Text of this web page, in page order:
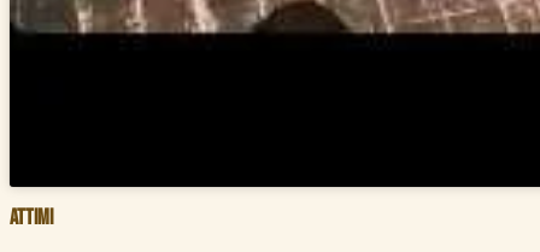
Attimi